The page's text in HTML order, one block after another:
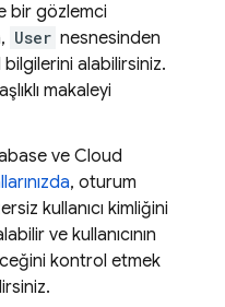
bir gözlemci
User nesnesinden
bilgilerini alabilirsiniz.
makaleyi
ve Cloud
, oturum
kullanıcı kimliğini
ve kullanıcının
kontrol etmek